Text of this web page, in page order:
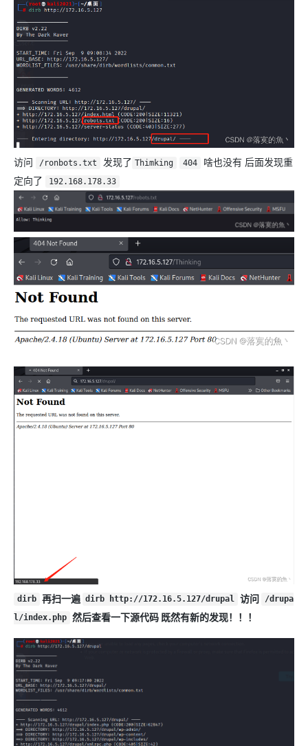
访问 /ronbots.txt 发现了 Thimking 404
啥也没有 后面发现重
定向了
192.168.178.33
dirb 再扫一遍 dirb http://172.16.5.127/drupal 访问
/drupa
l/index.php 然后查看一下源代码 既然有新的发现！！！